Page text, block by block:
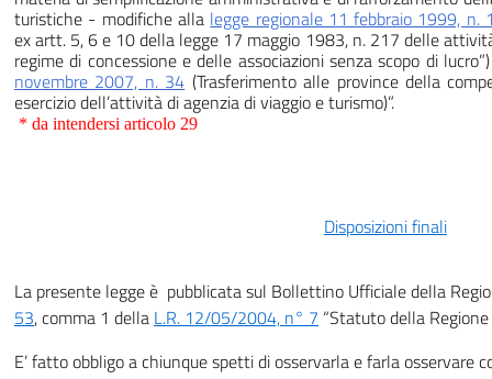
turistiche - modifiche alla legge regionale 11 febbraio 1999, n.
ex artt. 5, 6 e 10 della legge 17 maggio 1983, n. 217 delle
regime di concessione e delle associazioni senza scopo di
novembre 2007, n. 34 (Trasferimento alle province della
esercizio dell’attività di agenzia di viaggio e turismo)”.
* da intendersi articolo 29
Disposizioni finali
La presente legge è pubblicata sul Bollettino Ufficiale della
53, comma 1 della L.R. 12/05/2004, n° 7 “Statuto della Regione
E’ fatto obbligo a chiunque spetti di osservarla e farla osservare